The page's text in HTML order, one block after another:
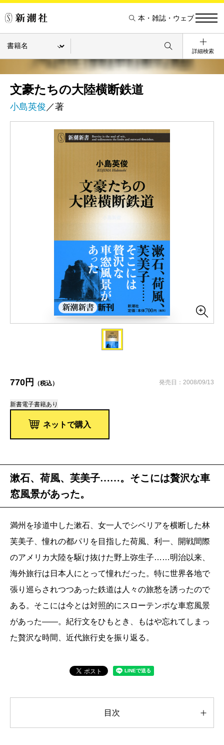
本・雑誌・ウェブ
詳細検索
文豪たちの大陸横断鉄道
小島英俊 ／著
770円 （税込） 発売日：2008/09/13
新書電子書籍あり
ネットで購入
漱石、荷風、芙美子……。そこには贅沢な車
窓風景があった。
満州を珍道中した漱石、女一人でシベリアを横断した林
芙美子、憧れの都パリを目指した荷風、利一、開戦間際
のアメリカ大陸を駆け抜けた野上弥生子……明治以来、
海外旅行は日本人にとって憧れだった。特に世界各地で
張り巡らされつつあった鉄道は人々の旅愁を誘ったので
ある。そこには今とは対照的にスローテンポな車窓風景
があった――。紀行文をひもとき、もはや忘れてしまっ
た贅沢な時間、近代旅行史を振り返る。
目次